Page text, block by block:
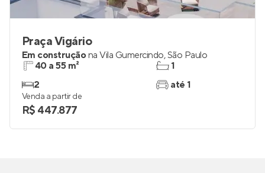
Praça Vigário
Em construçãona Vila Gumercindo,São Paulo
40 a 55 m²
2
1
até 1
Venda a partir de
R$ 447.877